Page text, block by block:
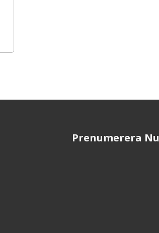
Prenumerera Nu